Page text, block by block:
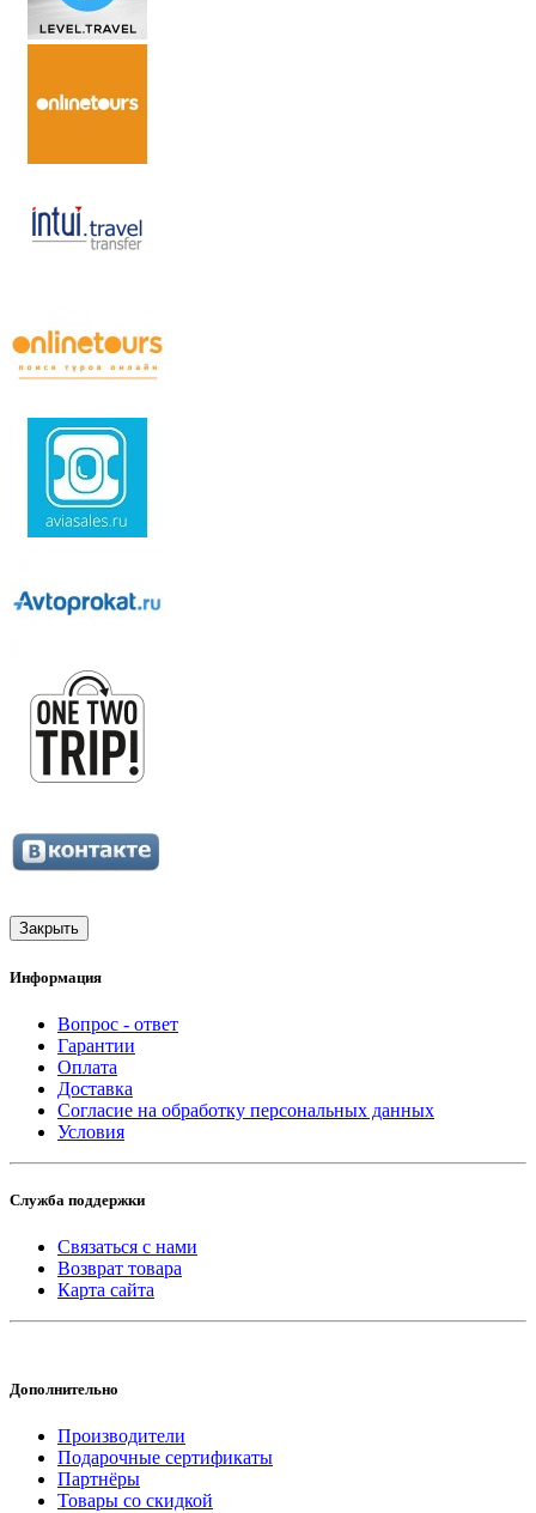
Закрыть
Информация
Вопрос - ответ
Гарантии
Оплата
Доставка
Согласие на обработку персональных данных
Условия
Служба поддержки
Связаться с нами
Возврат товара
Карта сайта
Дополнительно
Производители
Подарочные сертификаты
Партнёры
Товары со скидкой